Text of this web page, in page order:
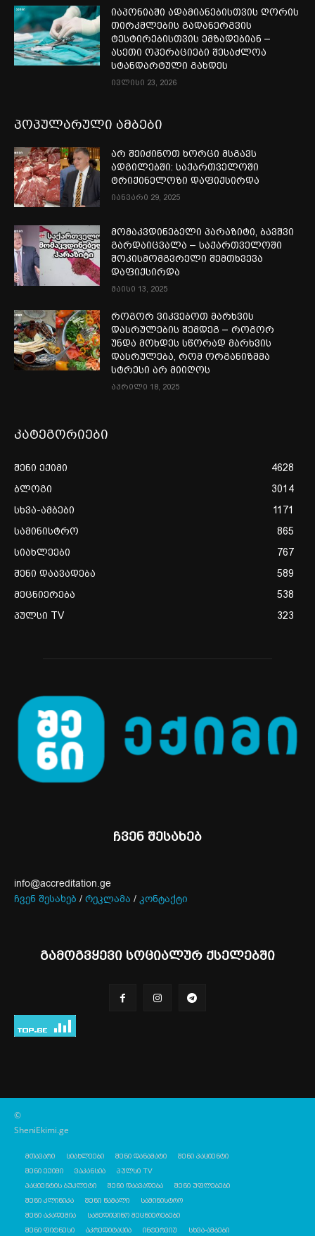
იაპონიაში ადამიანებისთვის ღორის
თირკმლების გადანერგვის
ტესტირებისთვის ემზადებიან –
ასეთი ოპერაციები შესაძლოა
სტანდარტული გახდეს
ივლისი 23, 2026
პოპულარული ამბები
არ შეიძინოთ ხორცი მსგავს
ადგილებში: საქართველოში
ტრიქინელოზი დაფიქსირდა
იანვარი 29, 2025
მომაკვდინებელი პარაზიტი, ბავშვი
გარდაიცვალა – საქართველოში
შოკისმომგვრელი შემთხვევა
დაფიქსირდა
მაისი 13, 2025
როგორ ვიკვებოთ მარხვის
დასრულების შემდეგ – როგორ
უნდა მოხდეს სწორად მარხვის
დასრულება, რომ ორგანიზმმა
სტრესი არ მიიღოს
აპრილი 18, 2025
კატეგორიები
შენი ექიმი
4628
ბლოგი
3014
სხვა-ამბები
1171
სამინისტრო
865
სიახლეები
767
შენი დაავადება
589
მეცნიერება
538
პულსი TV
323
ჩვენ შესახებ
info@accreditation.ge
ჩვენ შესახებ / რეკლამა / კონტაქტი
გამოგვყევი სოციალურ ქსელებში
©
SheniEkimi.ge
მთავარი სიახლეები შენი დანამატი
შენი პაციენტი
შენი ექიმი
ვაკანსია
პულსი TV
პაციენტის ბუკლეტი
შენი დაავადება
შენი უფლებები
შენი კლინიკა
შენი წამალი
სამინისტრო
შენი აკადემია
სამედიცინო მეცნიერებები
შენი ფიტნესი
აკრედიტაცია ინტერვიუ სხვა-ამბები